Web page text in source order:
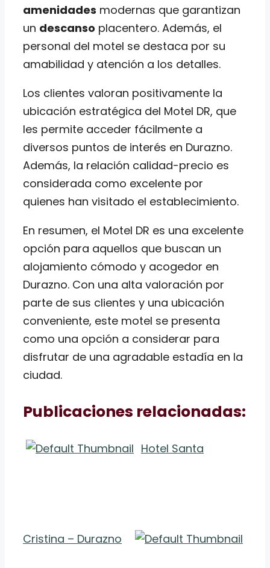
amenidades modernas que garantizan
un descanso placentero. Además, el
personal del motel se destaca por su
amabilidad y atención a los detalles.
Los clientes valoran positivamente la
ubicación estratégica del Motel DR, que
les permite acceder fácilmente a
diversos puntos de interés en Durazno.
Además, la relación calidad-precio es
considerada como excelente por
quienes han visitado el establecimiento.
En resumen, el Motel DR es una excelente
opción para aquellos que buscan un
alojamiento cómodo y acogedor en
Durazno. Con una alta valoración por
parte de sus clientes y una ubicación
conveniente, este motel se presenta
como una opción a considerar para
disfrutar de una agradable estadía en la
ciudad.
Publicaciones relacionadas:
Hotel Santa
Cristina – Durazno